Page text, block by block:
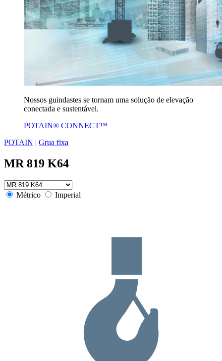
Nossos guindastes se tornam uma solução de elevação
conectada e sustentável.
POTAIN® CONNECT™
POTAIN | Grua fixa
MR 819 K64
Métrico Imperial